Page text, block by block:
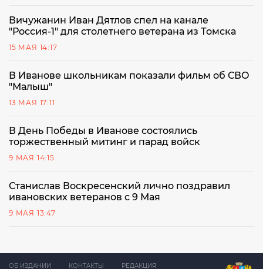
Вичужанин Иван Дятлов спел на канале
"Россия-1" для столетнего ветерана из Томска
15 МАЯ 14:17
В Иванове школьникам показали фильм об СВО
"Малыш"
13 МАЯ 17:11
В День Победы в Иванове состоялись
торжественный митинг и парад войск
9 МАЯ 14:15
Станислав Воскресенский лично поздравил
ивановских ветеранов с 9 Мая
9 МАЯ 13:47
ОБ ИЗДАНИИ КОНТАКТЫ РЕДАКЦИЯ